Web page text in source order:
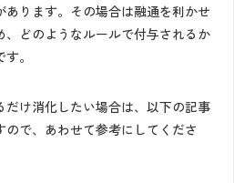
ります。その場合は融通を利かせ
、どのようなルールで付与されるか
。
だけ消化したい場合は、以下の記事
で、あわせて参考にしてくださ